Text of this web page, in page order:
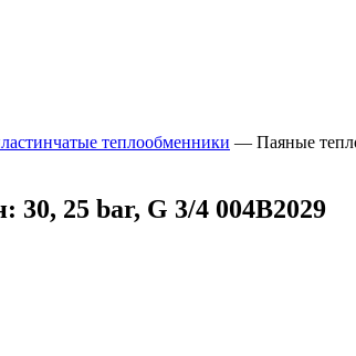
теплообменники — Паяные
25 bar, G 3/4 004B2029